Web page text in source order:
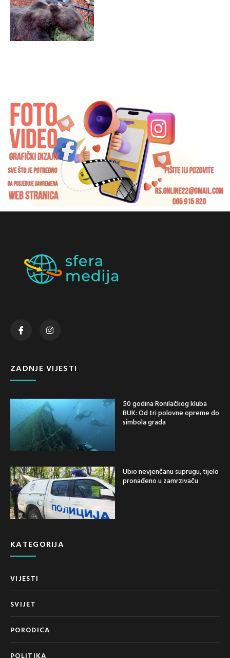
ZADNJE VIJESTI
50 godina Ronilačkog kluba
BUK: Od tri polovne opreme do
simbola grada
Ubio nevjenčanu suprugu, tijelo
pronađeno u zamrzivaču
KATEGORIJA
VIJESTI
SVIJET
PORODICA
POLITIKA